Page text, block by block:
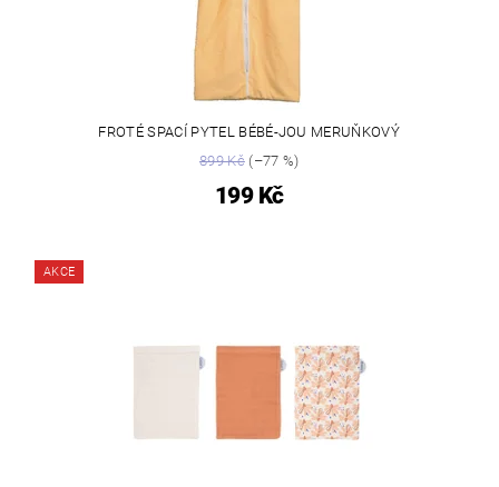
FROTÉ SPACÍ PYTEL BÉBÉ-JOU MERUŇKOVÝ
899 Kč(–77 %)
199 Kč
AKCE